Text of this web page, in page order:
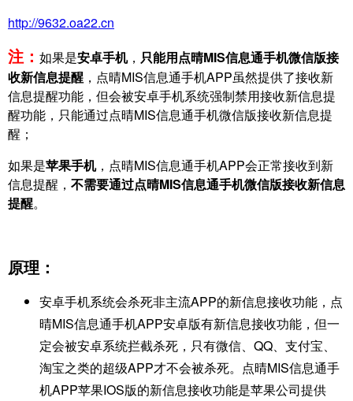
http://9632.oa22.cn
注： 如果是安卓手机， 只能用点晴MIS信息通手机微信版接
收新信息提醒 ，点晴MIS信息通手机APP虽然提供了接收新
信息提醒功能，但会被安卓手机系统强制禁用接收新信息提
醒功能，只能通过点晴MIS信息通手机微信版接收新信息提
醒；
如果是苹果手机，点晴MIS信息通手机APP会正常接收到新
信息提醒， 不需要通过点晴MIS信息通手机微信版接收新信息
提醒。
原理：
安卓手机系统会杀死非主流APP的新信息接收功能，点
晴MIS信息通手机APP安卓版有新信息接收功能，但一
定会被安卓系统拦截杀死，只有微信、QQ、支付宝、
淘宝之类的超级APP才不会被杀死。 点晴MIS信息通手
机APP苹果IOS版的新信息接收功能是苹果公司提供